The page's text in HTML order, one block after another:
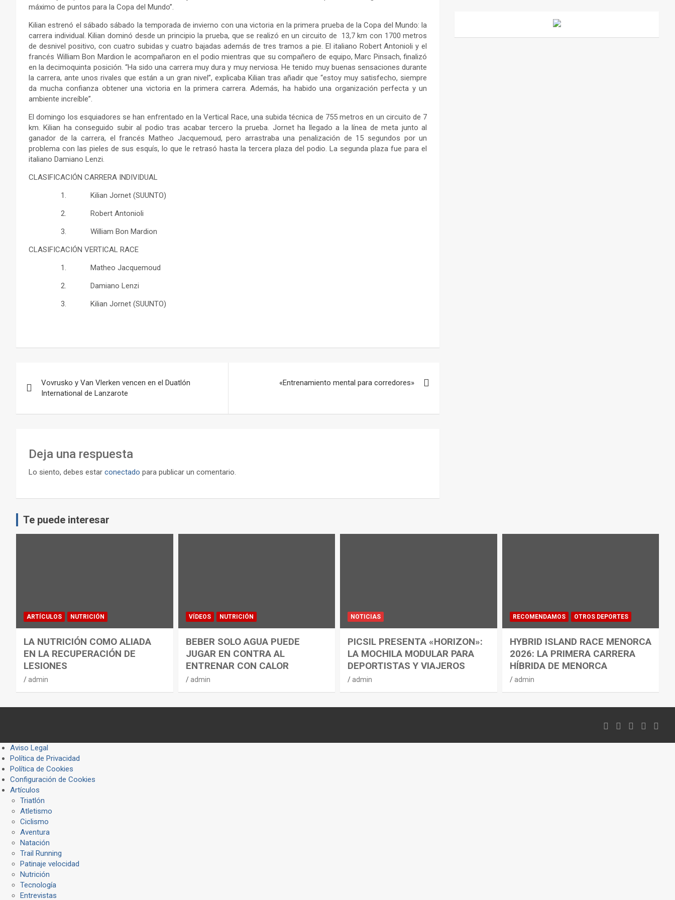
máximo de puntos para la Copa del Mundo”.
Kilian estrenó el sábado sábado la temporada de invierno con una victoria en la primera prueba de la Copa del Mundo: la
carrera individual. Kilian dominó desde un principio la prueba, que se realizó en un circuito de 13,7 km con 1700 metros
de desnivel positivo, con cuatro subidas y cuatro bajadas además de tres tramos a pie. El italiano Robert Antonioli y el
francés William Bon Mardion le acompañaron en el podio mientras que su compañero de equipo, Marc Pinsach, finalizó
en la decimoquinta posición. “Ha sido una carrera muy dura y muy nerviosa. He tenido muy buenas sensaciones durante
la carrera, ante unos rivales que están a un gran nivel”, explicaba Kilian tras añadir que “estoy muy satisfecho, siempre
da mucha confianza obtener una victoria en la primera carrera. Además, ha habido una organización perfecta y un
ambiente increíble”.
El domingo los esquiadores se han enfrentado en la Vertical Race, una subida técnica de 755 metros en un circuito de 7
km. Kilian ha conseguido subir al podio tras acabar tercero la prueba. Jornet ha llegado a la línea de meta junto al
ganador de la carrera, el francés Matheo Jacquemoud, pero arrastraba una penalización de 15 segundos por un
problema con las pieles de sus esquís, lo que le retrasó hasta la tercera plaza del podio. La segunda plaza fue para el
italiano Damiano Lenzi.
CLASIFICACIÓN CARRERA INDIVIDUAL
1. Kilian Jornet (SUUNTO)
2. Robert Antonioli
3. William Bon Mardion
CLASIFICACIÓN VERTICAL RACE
1. Matheo Jacquemoud
2. Damiano Lenzi
3. Kilian Jornet (SUUNTO)
de
entradas
Vovrusko y Van Vlerken vencen en el Duatlón
International de Lanzarote
«Entrenamiento mental para corredores»
Deja una respuesta
Lo siento, debes estar conectado para publicar un comentario.
Te puede interesar
ARTÍCULOS NUTRICIÓN
LA NUTRICIÓN COMO ALIADA
EN LA RECUPERACIÓN DE
LESIONES
admin
VÍDEOS NUTRICIÓN
BEBER SOLO AGUA PUEDE
JUGAR EN CONTRA AL
ENTRENAR CON CALOR
admin
NOTICIAS
PICSIL PRESENTA «HORIZON»:
LA MOCHILA MODULAR PARA
DEPORTISTAS Y VIAJEROS
admin
RECOMENDAMOS OTROS DEPORTES
HYBRID ISLAND RACE MENORCA
2026: LA PRIMERA CARRERA
HÍBRIDA DE MENORCA
admin
Aviso Legal
Política de Privacidad
Política de Cookies
Configuración de Cookies
Artículos
Triatlón
Atletismo
Ciclismo
Aventura
Natación
Trail Running
Patinaje velocidad
Nutrición
Tecnología
Entrevistas